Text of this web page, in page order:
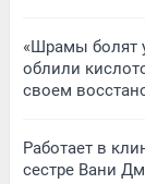
«Шрамы болят
облили
своем
Работает в
сестре Вани